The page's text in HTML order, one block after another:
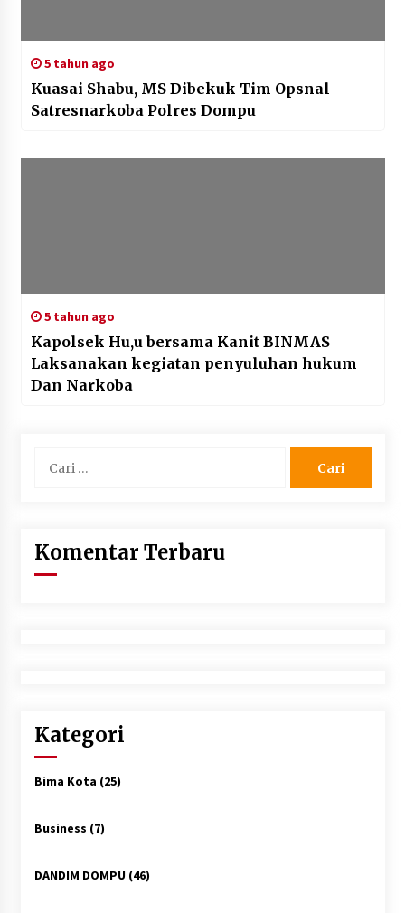
5 tahun ago
Kuasai Shabu, MS Dibekuk Tim Opsnal
Satresnarkoba Polres Dompu
5 tahun ago
Kapolsek Hu,u bersama Kanit BINMAS
Laksanakan kegiatan penyuluhan hukum
Dan Narkoba
untuk:
Komentar Terbaru
Kategori
Bima Kota (25)
Business (7)
DANDIM DOMPU(46)